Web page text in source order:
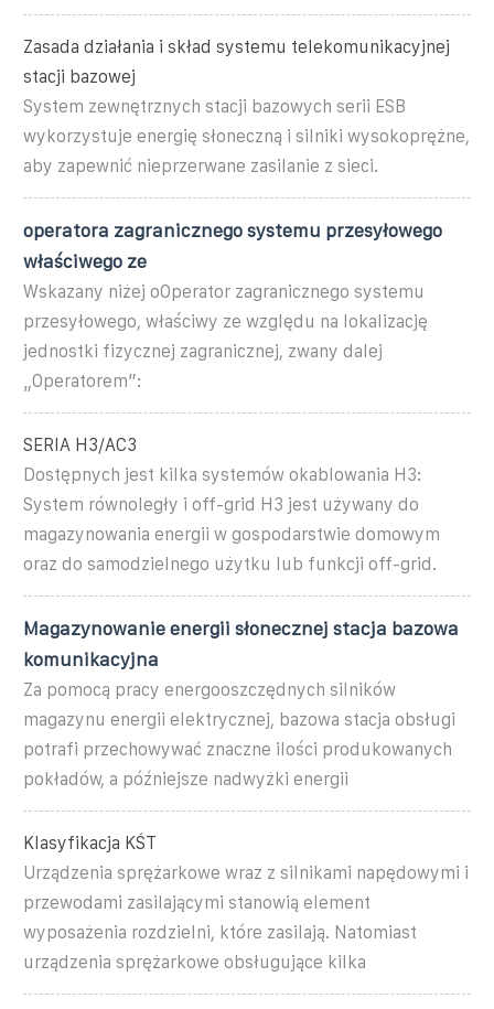
Zasada działania i skład systemu telekomunikacyjnej
stacji bazowej
System zewnętrznych stacji bazowych serii ESB
wykorzystuje energię słoneczną i silniki wysokoprężne,
aby zapewnić nieprzerwane zasilanie z sieci.
operatora zagranicznego systemu przesyłowego
właściwego ze
Wskazany niżej oOperator zagranicznego systemu
przesyłowego, właściwy ze względu na lokalizację
jednostki fizycznej zagranicznej, zwany dalej
„Operatorem”:
SERIA H3/AC3
Dostępnych jest kilka systemów okablowania H3:
System równoległy i off-grid H3 jest używany do
magazynowania energii w gospodarstwie domowym
oraz do samodzielnego użytku lub funkcji off-grid.
Magazynowanie energii słonecznej stacja bazowa
komunikacyjna
Za pomocą pracy energooszczędnych silników
magazynu energii elektrycznej, bazowa stacja obsługi
potrafi przechowywać znaczne ilości produkowanych
pokładów, a późniejsze nadwyżki energii
Klasyfikacja KŚT
Urządzenia sprężarkowe wraz z silnikami napędowymi i
przewodami zasilającymi stanowią element
wyposażenia rozdzielni, które zasilają. Natomiast
urządzenia sprężarkowe obsługujące kilka